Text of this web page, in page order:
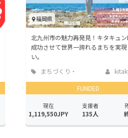
福岡県
北九州市の魅力再発見！キタキュン
成功させて世界一誇れるまちを実
い。
まちづくり・
FUNDED
現在
1,119,550JPY
支援者
135人